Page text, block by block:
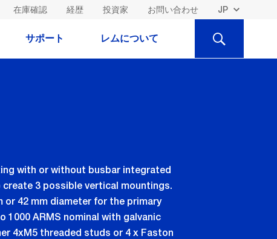
在庫確認 経歴 投資家 お問い合わせ
サポート レムについて
検
with or without busbar integrated
3 possible vertical mountings.
or 42 mm diameter for the primary
ARMS nominal with galvanic
4xM5 threaded studs or 4 x Faston